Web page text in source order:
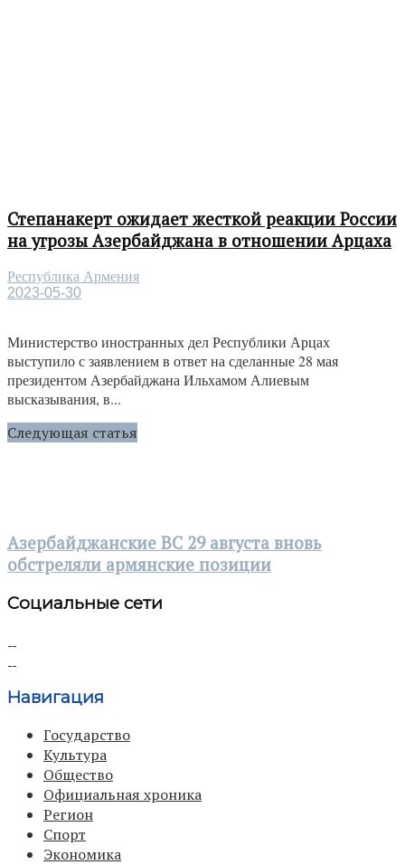
Степанакерт ожидает жесткой реакции России
на угрозы Азербайджана в отношении Арцаха
Республика Армения
2023-05-30
Министерство иностранных дел Республики Арцах
выступило с заявлением в ответ на сделанные 28 мая
президентом Азербайджана Ильхамом Алиевым
высказывания, в...
Следующая статья
Азербайджанские ВС 29 августа вновь
обстреляли армянские позиции
Социальные сети
Навигация
Государство
Культура
Общество
Официальная хроника
Регион
Спорт
Экономика